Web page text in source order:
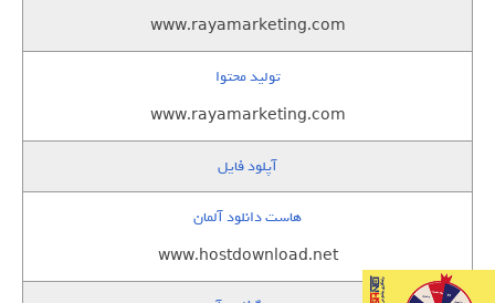
www.rayamarketing.com
تولید محتوا
www.rayamarketing.com
آپلود فایل
هاست دانلود آلمان
www.hostdownload.net